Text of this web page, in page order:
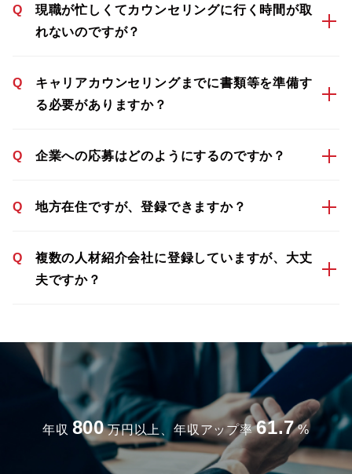
Q
現職が忙しくてカウンセリングに行く時間が取
れないのですが？
Q
キャリアカウンセリングまでに書類等を準備す
る必要がありますか？
Q 企業への応募はどのようにするのですか？
Q 地方在住ですが、登録できますか？
Q
複数の人材紹介会社に登録していますが、大丈
夫ですか？
年収 800 万円以上、年収アップ率 61.7 %